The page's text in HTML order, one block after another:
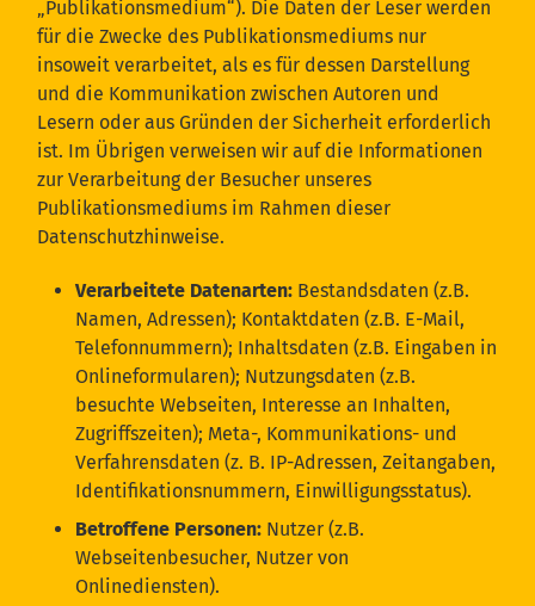
„Publikationsmedium“). Die Daten der Leser werden
für die Zwecke des Publikationsmediums nur
insoweit verarbeitet, als es für dessen Darstellung
und die Kommunikation zwischen Autoren und
Lesern oder aus Gründen der Sicherheit erforderlich
ist. Im Übrigen verweisen wir auf die Informationen
zur Verarbeitung der Besucher unseres
Publikationsmediums im Rahmen dieser
Datenschutzhinweise.
Verarbeitete Datenarten: Bestandsdaten (z.B.
Namen, Adressen); Kontaktdaten (z.B. E-Mail,
Telefonnummern); Inhaltsdaten (z.B. Eingaben in
Onlineformularen); Nutzungsdaten (z.B.
besuchte Webseiten, Interesse an Inhalten,
Zugriffszeiten); Meta-, Kommunikations- und
Verfahrensdaten (z. B. IP-Adressen, Zeitangaben,
Identifikationsnummern, Einwilligungsstatus).
Betroffene Personen: Nutzer (z.B.
Webseitenbesucher, Nutzer von
Onlinediensten).